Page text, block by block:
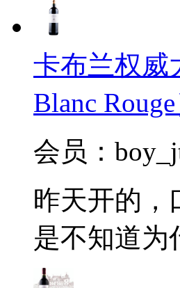
卡布兰权威
Blanc Rouge
会员：
昨天开的，
是不知道为